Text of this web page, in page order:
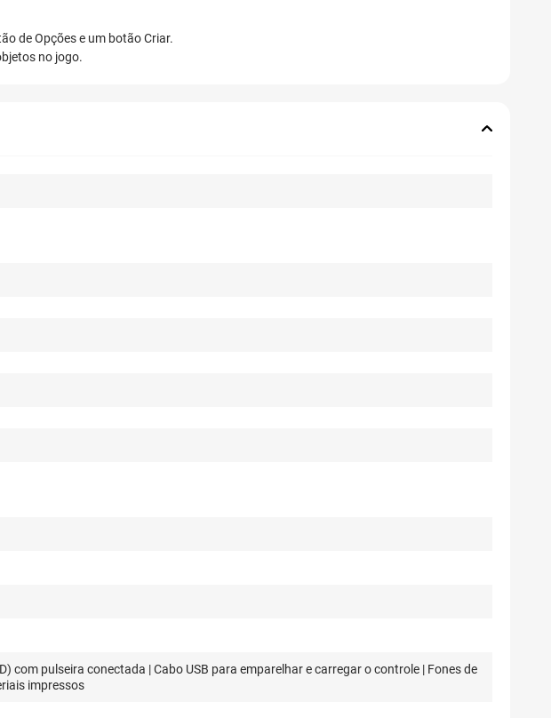
de Opções e um botão Criar.
no jogo.
com pulseira conectada | Cabo USB para emparelhar e carregar o controle | Fones de
impressos